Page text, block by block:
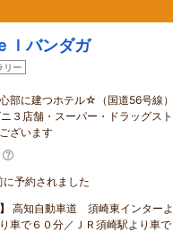
ｌバンダガ
リー
部に建つホテル☆（国道56号線
３店舗・スーパー・ドラッグ
ざいます
に予約されました
高知自動車道 須崎東インター
車で６０分／ＪＲ須崎駅より車